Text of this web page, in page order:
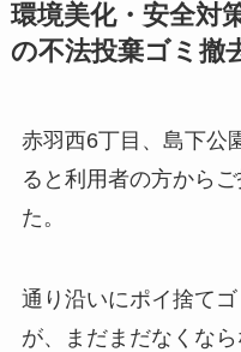
環境美化・安全対
の不法投棄ゴミ撤
赤羽西6丁目、島下公
ると利用者の方から
た。
通り沿いにポイ捨て
が、まだまだなくなら